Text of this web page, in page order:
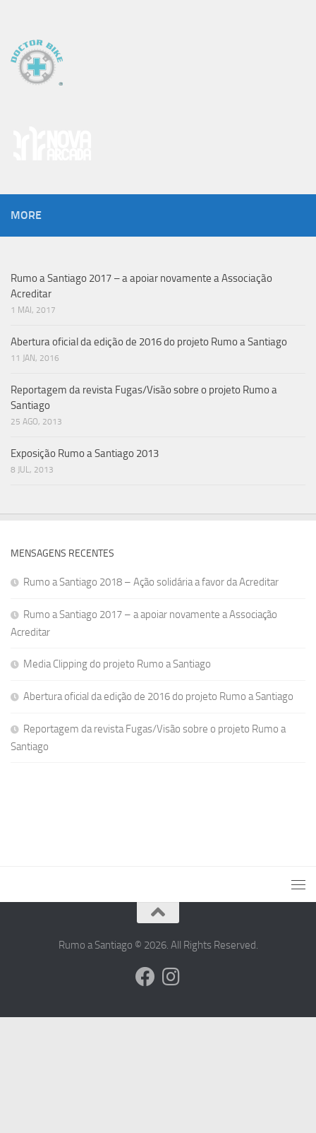
MORE
Rumo a Santiago 2017 – a apoiar novamente a Associação
Acreditar
1 MAI, 2017
Abertura oficial da edição de 2016 do projeto Rumo a Santiago
11 JAN, 2016
Reportagem da revista Fugas/Visão sobre o projeto Rumo a
Santiago
25 AGO, 2013
Exposição Rumo a Santiago 2013
8 JUL, 2013
MENSAGENS RECENTES
Rumo a Santiago 2018 – Ação solidária a favor da Acreditar
Rumo a Santiago 2017 – a apoiar novamente a Associação
Acreditar
Media Clipping do projeto Rumo a Santiago
Abertura oficial da edição de 2016 do projeto Rumo a Santiago
Reportagem da revista Fugas/Visão sobre o projeto Rumo a
Santiago
Rumo a Santiago © 2026. All Rights Reserved.